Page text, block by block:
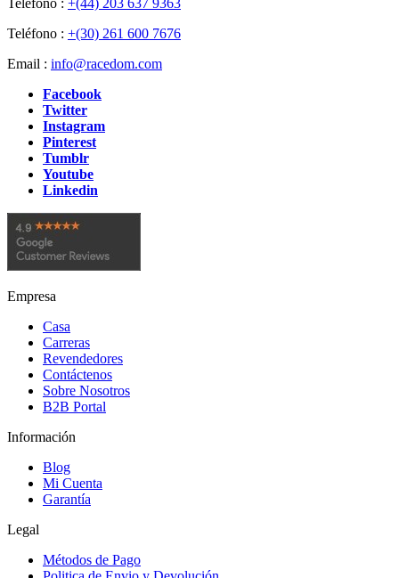
Teléfono : +(44) 203 637 9363
Teléfono : +(30) 261 600 7676
Email : info@racedom.com
Facebook
Twitter
Instagram
Pinterest
Tumblr
Youtube
Linkedin
Empresa
Casa
Carreras
Revendedores
Contáctenos
Sobre Nosotros
B2B Portal
Información
Blog
Mi Cuenta
Garantía
Legal
Métodos de Pago